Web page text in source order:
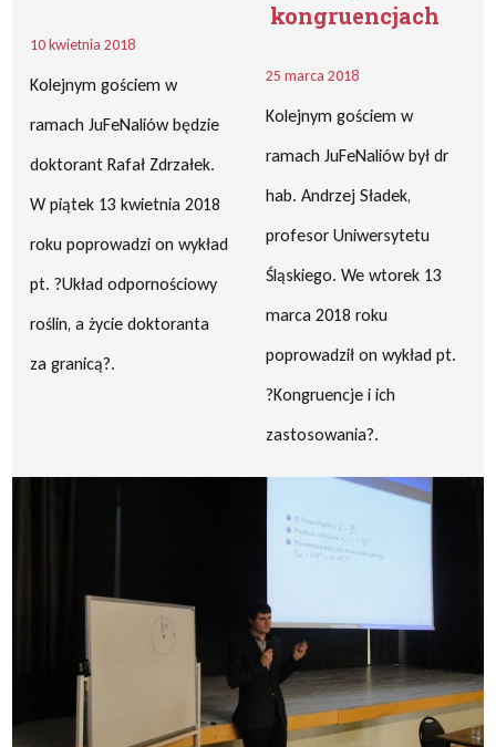
10 kwietnia 2018
Kolejnym gościem w
ramach JuFeNaliów będzie
doktorant Rafał Zdrzałek.
W piątek 13 kwietnia 2018
roku poprowadzi on wykład
pt. ?Układ odpornościowy
roślin, a życie doktoranta
za granicą?.
kongruencjach
25 marca 2018
Kolejnym gościem w
ramach JuFeNaliów był dr
hab. Andrzej Sładek,
profesor Uniwersytetu
Śląskiego. We wtorek 13
marca 2018 roku
poprowadził on wykład pt.
?Kongruencje i ich
zastosowania?.